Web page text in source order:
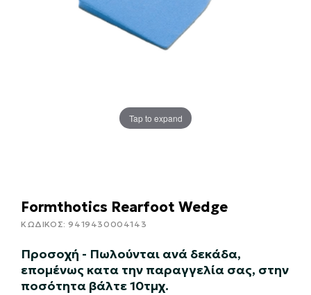
Tap to expand
Formthotics Rearfoot Wedge
ΚΩΔΙΚΟΣ:9419430004143
Προσοχή - Πωλούνται ανά δεκάδα,
επομένως κατα την παραγγελία σας, στην
ποσότητα βάλτε 10τμχ.